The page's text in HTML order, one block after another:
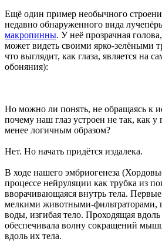
Ещё один пример необычного
недавно обнаруженного вида
макропинны. У неё прозрачная
может видеть своими ярко-зелёными
что выглядит, как глаза, является на
обоняния):
Но можно ли понять, не обращаясь к
почему наш глаз устроен не так, как
менее логичным образом?
Нет. Но начать придётся издалека.
В ходе нашего эмбриогенеза
процессе нейруляции как трубка из
вворачивающаяся внутрь тела.
мелкими животными-
воды, изгибая тело. Проходящая вдоль
обеспечивала волну сокращений
вдоль их тела.